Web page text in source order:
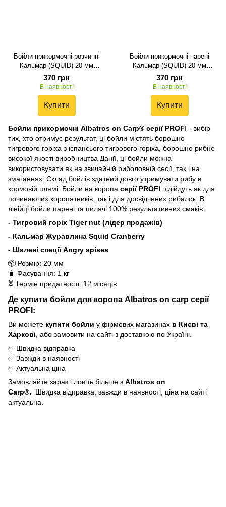
Бойли прикормочні розчинні
Кальмар (SQUID) 20 мм
Albatros on Carp® 1кг
370 грн
В наявності
Купити
Бойли прикормочні парені
Кальмар (SQUID) 20 мм
Albatros on Carp® 1кг
370 грн
В наявності
Купити
Бойли прикормочні Albatros on Carp® серії PROFI - вибір
тих, хто отримує результат, ці бойли містять борошно
тигрового горіха з іспансього тигрового горіха, борошно рибне
високої якості виробництва Данії, ці бойли можна
використовувати як на звичайній риболовній сесії, так і на
змаганнях. Склад бойлів здатний довго утримувати рибу в
кормовій плямі. Бойли на коропа серії PROFI підійдуть як для
починаючих коропятників, так і для досвідчених рибалок. В
лінійці бойли парені та пилячі 100% результативних смаків:
- Тигровий горіх Tiger nut (лідер продажів)
- Кальмар Журавлина Squid Cranberry
- Шалені спеції Angry spises
📦 Розмір: 20 мм
🧳 Фасування: 1 кг
⏳ Термін придатності: 12 місяців
Де купити бойли для коропа Albatros on carp серії
PROFI:
Ви можете купити бойли у фірмових магазинах в Києві та
Харкові , або замовити на сайті з доставкою по Україні.
✅ Швидка відправка
✅ Завжди в наявності
✅ Актуальна ціна
Замовляйте зараз і ловіть більше з Albatros on
Carp®.
Швидка відправка, завжди в наявності, ціна на сайті
актуальна.